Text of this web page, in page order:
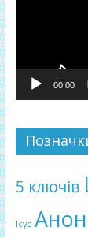
00:00
5 ключів
Ісус